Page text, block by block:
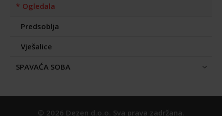
Ogledala
Predsoblja
Vješalice
SPAVAĆA SOBA
© 2026 Dezen d.o.o. Sva prava zadržana.